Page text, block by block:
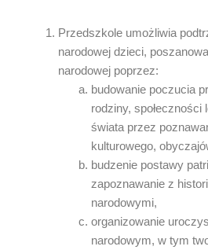
Przedszkole umożliwia
narodowej dzieci,
narodowej poprzez:
budowanie poczucia
rodziny, społeczności
świata przez
kulturowego,
budzenie postawy
zapoznawanie z
narodowymi,
organizowanie
narodowym, w tym